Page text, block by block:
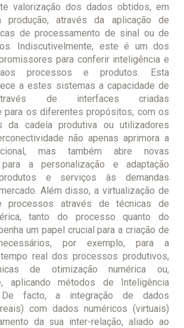
valorização dos dados obtidos, em
através da aplicação de
de processamento de sinal ou de
Indiscutivelmente, este é um dos
para conferir inteligência e
aos processos e produtos. Esta
a estes sistemas a capacidade de
de interfaces criadas
para os diferentes propósitos, com os
da cadeia produtiva ou utilizadores
não apenas aprimora a
mas também abre novas
a personalização e adaptação
e serviços às demandas
Além disso, a virtualização de
processos através de técnicas de
tanto do processo quanto do
um papel crucial para a criação de
por exemplo, para a
real dos processos produtivos,
de otimização numérica ou,
aplicando métodos de Inteligência
facto, a integração de dados
com dados numéricos (virtuais)
da sua inter-relação, aliado ao